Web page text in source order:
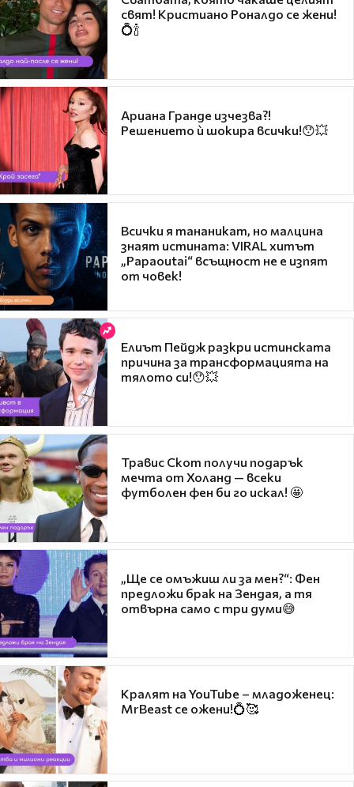
свят! Кристиано Роналдо се жени!
💍🍾
Ариана Гранде изчезва?!
Решението ѝ шокира всички!😯💥
Всички я тананикат, но малцина
знаят истината: VIRAL хитът
„Papaoutai“ всъщност не е изпят
от човек!
Елиът Пейдж разкри истинската
причина за трансформацията на
тялото си!😯💥
Травис Скот получи подарък
мечта от Холанд — всеки
футболен фен би го искал! 🤩
„Ще се омъжиш ли за мен?“: Фен
предложи брак на Зендая, а тя
отвърна само с три думи😅
Кралят на YouTube – младоженец:
MrBeast се ожени!💍🥰